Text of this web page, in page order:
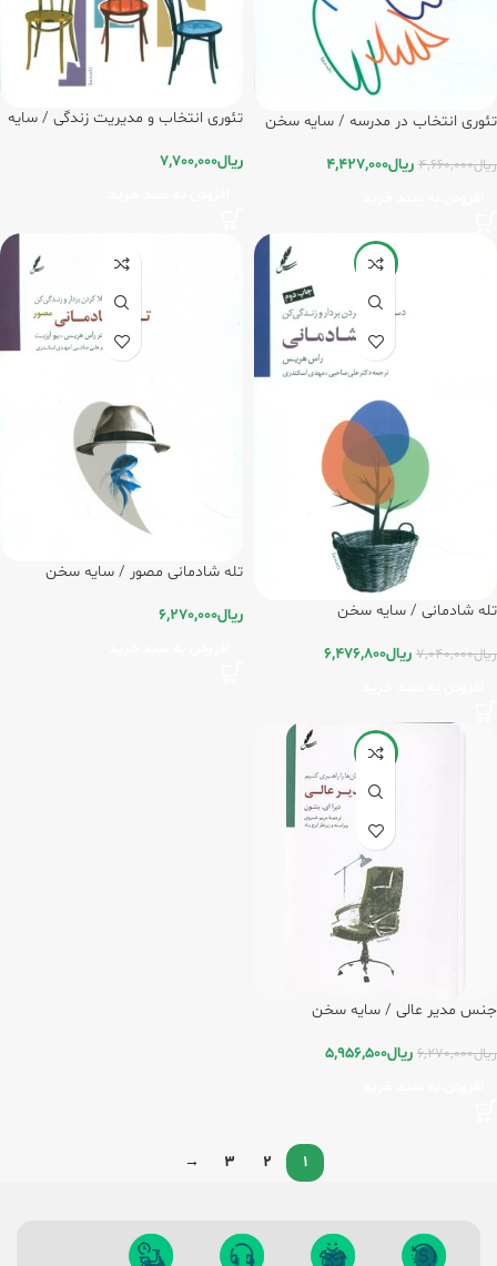
تئوری انتخاب در مدرسه / سایه سخن
ریال4,660,000 ریال4,427,000
تئوری انتخاب و مدیریت زندگی / سایه
ریال7,700,000
-8%
تله شادمانی / سایه سخن
ریال7,040,000 ریال6,476,800
تله شادمانی مصور / سایه سخن
ریال6,270,000
-5%
جنس مدیر عالی / سایه سخن
ریال6,270,000 ریال5,956,500
1
2
3
→